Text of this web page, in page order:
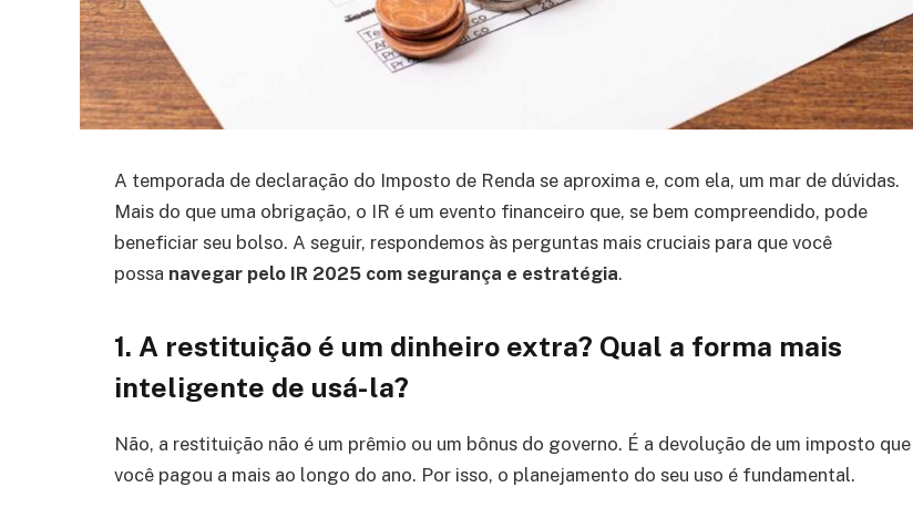
A temporada de declaração do Imposto de Renda se aproxima e, com ela, um mar de dúvidas.
Mais do que uma obrigação, o IR é um evento financeiro que, se bem compreendido, pode
beneficiar seu bolso. A seguir, respondemos às perguntas mais cruciais para que você
possa navegar pelo IR 2025 com segurança e estratégia.
1. A restituição é um dinheiro extra? Qual a forma mais
inteligente de usá-la?
Não, a restituição não é um prêmio ou um bônus do governo. É a devolução de um imposto que
você pagou a mais ao longo do ano. Por isso, o planejamento do seu uso é fundamental.